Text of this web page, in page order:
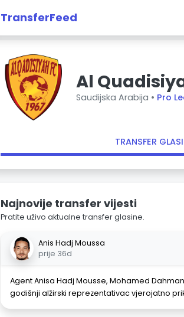
TransferFeed
Al
Saudijska Arabija • Pro
TRANSFER
Najnovije transfer vijesti
Pratite uživo aktualne transfer glasine.
Anis Hadj Moussa
prije 36d
Agent Anisa Hadj Mousse, Mohamed
godišnji alžirski reprezentativac vjerojatno